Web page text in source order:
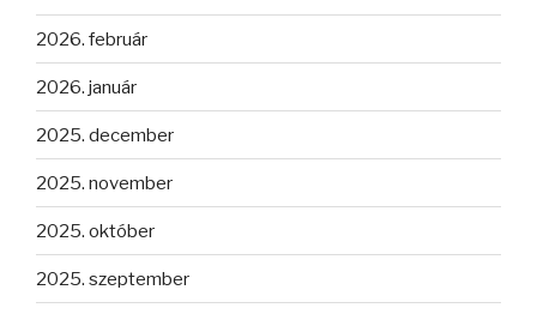
2026. február
2026. január
2025. december
2025. november
2025. október
2025. szeptember